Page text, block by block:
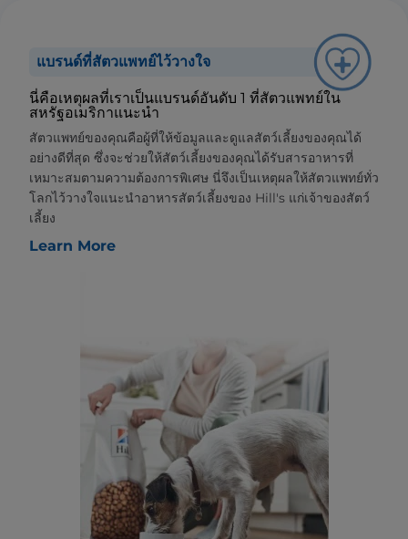
แบรนด์ที่สัตวแพทย์ไว้วางใจ
นี่คือเหตุผลที่เราเป็นแบรนด์อันดับ 1 ที่สัตวแพทย์ใน
สหรัฐอเมริกาแนะนำ
สัตวแพทย์ของคุณคือผู้ที่ให้ข้อมูลและดูแลสัตว์เลี้ยงของคุณได้
อย่างดีที่สุด ซึ่งจะช่วยให้สัตว์เลี้ยงของคุณได้รับสารอาหารที่
เหมาะสมตามความต้องการพิเศษ นี่จึงเป็นเหตุผลให้สัตวแพทย์ทั่ว
โลกไว้วางใจแนะนำอาหารสัตว์เลี้ยงของ Hill's แก่เจ้าของสัตว์
เลี้ยง
Learn More